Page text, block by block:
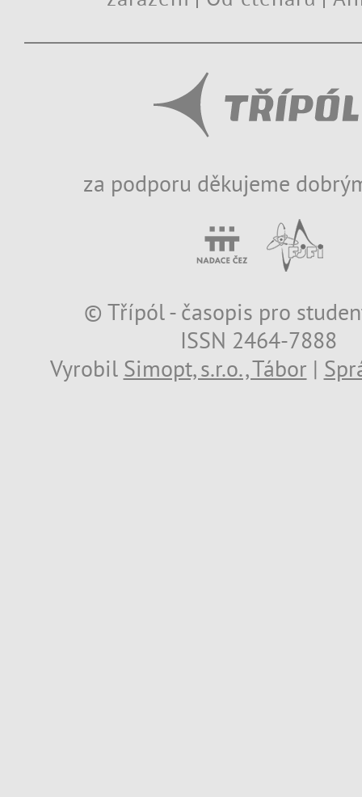
za podporu děkujeme
© Třípól - časopis pro
ISSN 2464-7888
Vyrobil Simopt, s.r.o., Tábor |